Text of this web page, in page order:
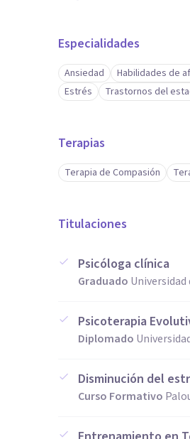
Especialidades
Ansiedad Habilidades de
Estrés
Trastornos del
Terapias
Terapia de Compasión
Titulaciones
Psicóloga clínica
Graduado Universidad
Psicoterapia
Diplomado
Disminución del
Curso Formativo